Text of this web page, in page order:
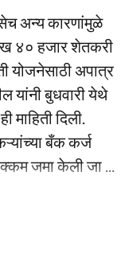
अन्य कारणांमुळे
४० हजार शेतकरी
योजनेसाठी अपात्र
यांनी बुधवारी येथे
माहिती दिली.
बँक कर्ज
जमा केली जा ...